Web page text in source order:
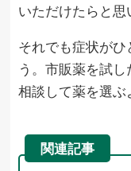
いただけたらと思
それでも症状が
う。市販薬を試
相談して薬を選ぶ
関連記事